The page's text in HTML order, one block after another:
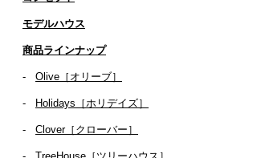
​​モデルハウス
商品ラインナップ
- Olive［オリーブ］
- Holidays［ホリデイズ］
- ​ Clover［クローバー］